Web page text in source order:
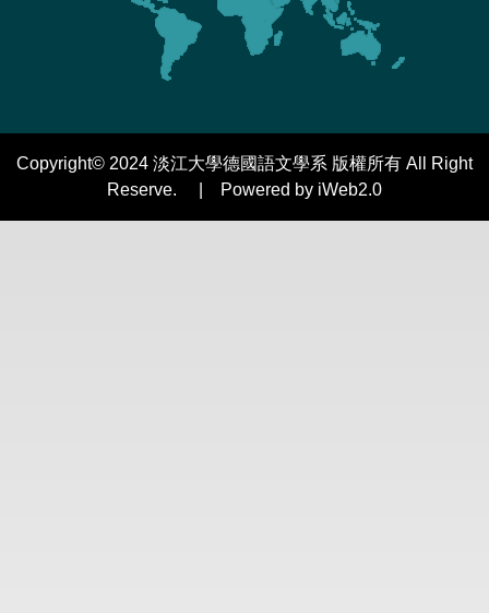
Copyright© 2024 淡江大學德國語文學系 版權所有 All Right
Reserve. | Powered by iWeb2.0